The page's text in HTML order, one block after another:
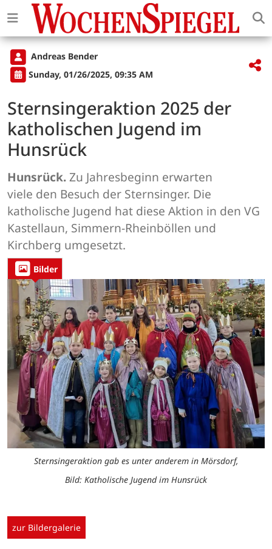
Andreas Bender
Sunday, 01/26/2025, 09:35 AM
Sternsingeraktion 2025 der
katholischen Jugend im
Hunsrück
Hunsrück.Zu Jahresbeginn erwarten
viele den Besuch der Sternsinger. Die
katholische Jugend hat diese Aktion in den VG
Kastellaun, Simmern-Rheinböllen und
Kirchberg umgesetzt.
Bilder
Sternsingeraktion gab es unter anderem in Mörsdorf,
Bild: Katholische Jugend im Hunsrück
zur Bildergalerie